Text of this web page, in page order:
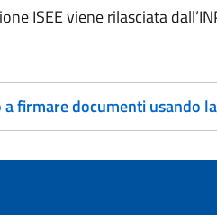
ISEE viene rilasciata
a firmare documenti usando